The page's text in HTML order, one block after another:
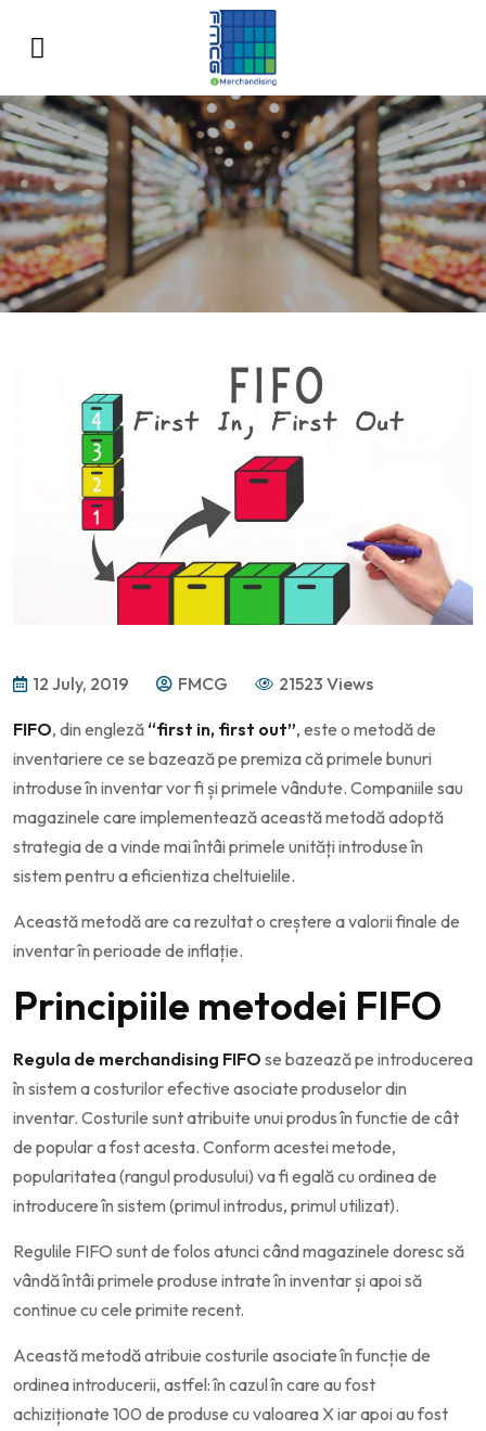
12 July, 2019 FMCG 21523 Views
FIFO, din engleză “first in, first out”, este o metodă de
inventariere ce se bazează pe premiza că primele bunuri
introduse în inventar vor fi și primele vândute. Companiile sau
magazinele care implementează această metodă adoptă
strategia de a vinde mai întâi primele unități introduse în
sistem pentru a eficientiza cheltuielile.
Această metodă are ca rezultat o creștere a valorii finale de
inventar în perioade de inflație.
Principiile metodei FIFO
Regula de merchandising FIFO se bazează pe introducerea
în sistem a costurilor efective asociate produselor din
inventar. Costurile sunt atribuite unui produs în functie de cât
de popular a fost acesta. Conform acestei metode,
popularitatea (rangul produsului) va fi egală cu ordinea de
introducere în sistem (primul introdus, primul utilizat).
Regulile FIFO sunt de folos atunci când magazinele doresc să
vândă întâi primele produse intrate în inventar și apoi să
continue cu cele primite recent.
Această metodă atribuie costurile asociate în funcție de
ordinea introducerii, astfel: în cazul în care au fost
achiziționate 100 de produse cu valoarea X iar apoi au fost